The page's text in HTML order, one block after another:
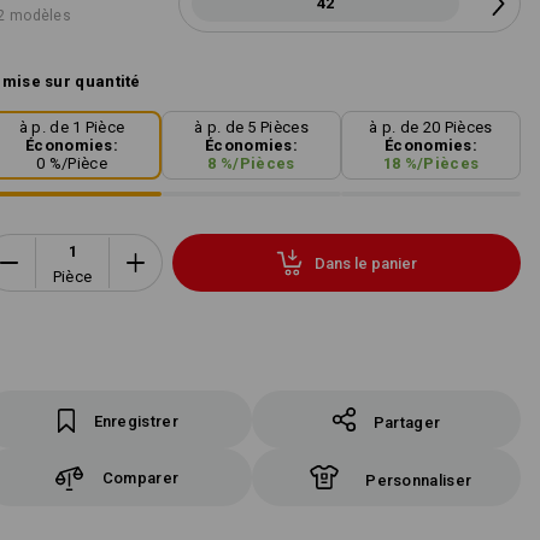
modèles
sur quantité
à p. de 1 Pièce
Économies:
0 %/Pièce
à p. de 5 Pièces
Économies:
8 %/Pièces
à p. de 20 Pièces
Économies:
18 %/Pièces
Pièce
Dans le panier
Enregistrer Partager
Comparer Personnaliser